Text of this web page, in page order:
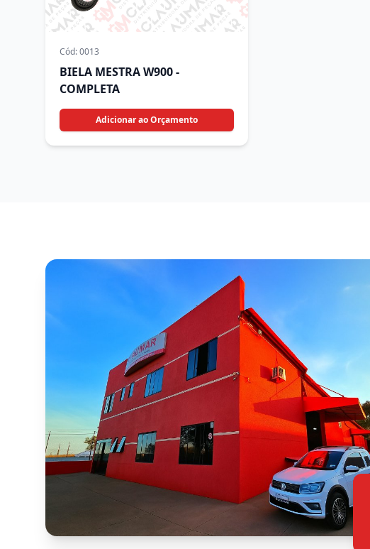
Cód:0013
BIELA MESTRA W900 -
COMPLETA
Adicionar ao Orçamento